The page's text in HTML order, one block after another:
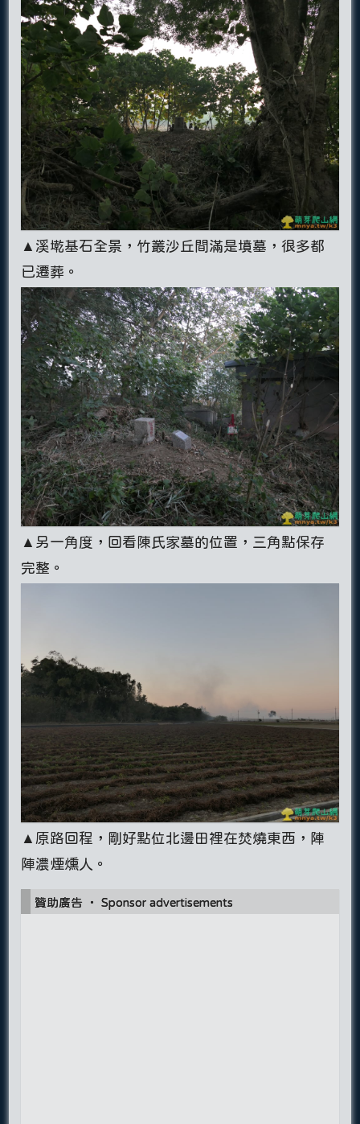
▲溪墘基石全景，竹叢沙丘間滿是墳墓，很多都
已遷葬。
▲另一角度，回看陳氏家墓的位置，三角點保存
完整。
▲原路回程，剛好點位北邊田裡在焚燒東西，陣
陣濃煙燻人。
贊助廣告 ‧ Sponsor advertisements